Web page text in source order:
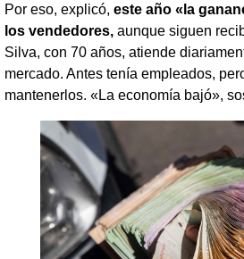
Por eso, explicó, este año «la
los vendedores, aunque siguen
Silva, con 70 años, atiende
mercado. Antes tenía empleados,
mantenerlos. «La economía bajó»,